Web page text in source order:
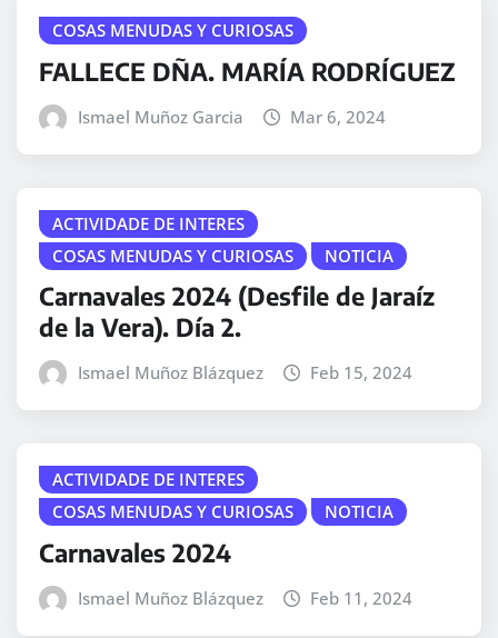
COSAS MENUDAS Y CURIOSAS
FALLECE DÑA. MARÍA RODRÍGUEZ
Ismael Muñoz Garcia Mar 6, 2024
ACTIVIDADE DE INTERES
COSAS MENUDAS Y CURIOSAS
NOTICIA
Carnavales 2024 (Desfile de Jaraíz
de la Vera). Día 2.
Ismael Muñoz Blázquez Feb 15, 2024
ACTIVIDADE DE INTERES
COSAS MENUDAS Y CURIOSAS
NOTICIA
Carnavales 2024
Ismael Muñoz Blázquez Feb 11, 2024